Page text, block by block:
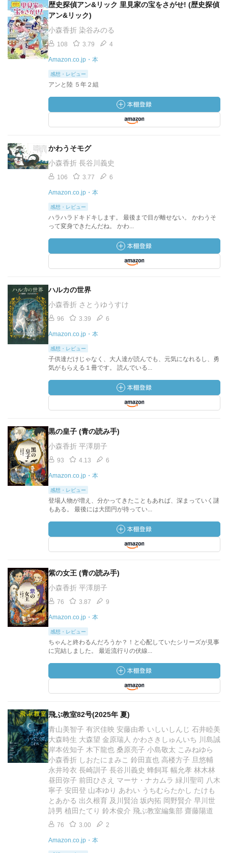
歴史探偵アン&リック 里見家の宝をさがせ! (歴史探偵
アン&リック)
小森香折 染谷みのる
108 3.79 4
Amazon.co.jp・本
感想・レビュー
アンと陸 ５年２組
かわうそモグ
小森香折 長谷川義史
106 3.77 6
Amazon.co.jp・本
感想・レビュー
ハラハラドキドキします。 最後まで目が離せない。 かわうそ
って変身できたんだね。 かわ...
ハルカの世界
小森香折 さとうゆうすけ
96 3.39 6
Amazon.co.jp・本
感想・レビュー
子供達だけじゃなく、大人達が読んでも、元気になれるし、勇
気がもらえる１冊です。 読んでいる...
黒の皇子 (青の読み手)
小森香折 平澤朋子
93 4.13 6
Amazon.co.jp・本
感想・レビュー
登場人物が増え、分かってきたこともあれば、深まっていく謎
もある。 最後には大団円が待ってい...
紫の女王 (青の読み手)
小森香折 平澤朋子
76 3.87 9
Amazon.co.jp・本
感想・レビュー
ちゃんと終わるんだろうか？！と心配していたシリーズが見事
に完結しました。 最近流行りの伏線...
飛ぶ教室82号(2025年 夏)
青山美智子 有沢佳映 安藤由希 いしいしんじ 石井睦美
大森時生 大森望 金原瑞人 かわさきしゅんいち 川島誠
岸本佐知子 木下龍也 桑原亮子 小島敬太 こみねゆら
小森香折 しおたにまみこ 鈴田直也 高楼方子 旦悠輔
永井玲衣 長崎訓子 長谷川義史 蜂飼耳 幅允孝 林木林
昼田弥子 前田ひさえ マーサ・ナカムラ 緑川聖司 八木
寧子 安田登 山本ゆり あわい うちむらたかし たけも
とあかる 出久根育 及川賢治 坂内拓 岡野賢介 早川世
詩男 植田たてり 鈴木俊介 飛ぶ教室編集部 齋藤陽道
76 3.00 2
Amazon.co.jp・本